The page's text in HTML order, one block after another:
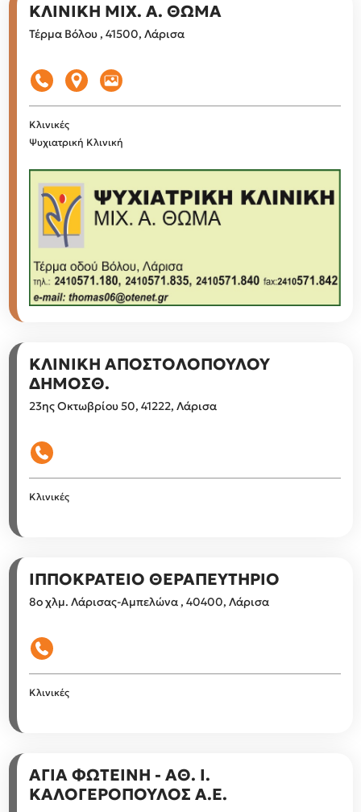
ΚΛΙΝΙΚΗ ΜΙΧ. Α. ΘΩΜΑ
Τέρμα Βόλου , 41500, Λάρισα
Κλινικές
Ψυχιατρική Κλινική
ΚΛΙΝΙΚΗ ΑΠΟΣΤΟΛΟΠΟΥΛΟΥ
ΔΗΜΟΣΘ.
23ης Οκτωβρίου 50, 41222, Λάρισα
Κλινικές
ΙΠΠΟΚΡΑΤΕΙΟ ΘΕΡΑΠΕΥΤΗΡΙΟ
8ο χλμ. Λάρισας-Αμπελώνα , 40400, Λάρισα
Κλινικές
ΑΓΙΑ ΦΩΤΕΙΝΗ - ΑΘ. Ι.
ΚΑΛΟΓΕΡΟΠΟΥΛΟΣ Α.Ε.